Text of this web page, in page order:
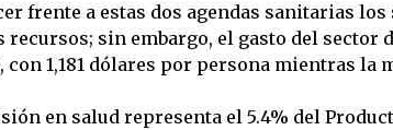
frente a estas dos agendas sanitarias
recursos; sin embargo, el gasto del sector
con 1,181 dólares por persona mientras la
en salud representa el 5.4% del